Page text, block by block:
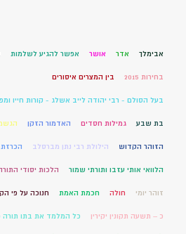
אבימלך אדר אושר אפשר להגיע לשלמות
בחירות 2015 בין המצרים איסורים
בעל הסולם - רבי יהודה לייב אשלג - קורות חייו
בת שבע גמילות חסדים האדמור הזקן
הזוהר הקדוש הילולת רבי נתן מברסלב הכרזת
הלוואי אותי עזבו ותורתי שמור הלכות יסודי
זוהר יומי חולה חכמת האמת חנוכה על פי
כ – תשעה תקונין יקירין כל המלמד את בתו תורה